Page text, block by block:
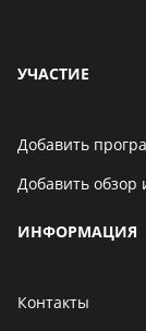
УЧАСТИЕ
Добавить
Добавить обзор
ИНФОРМАЦИЯ
Контакты